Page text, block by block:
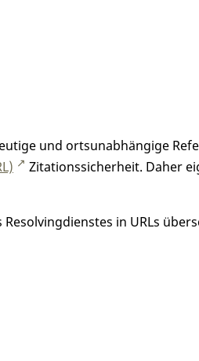
und ortsunabhängige
Zitationssicherheit. Daher
in URLs